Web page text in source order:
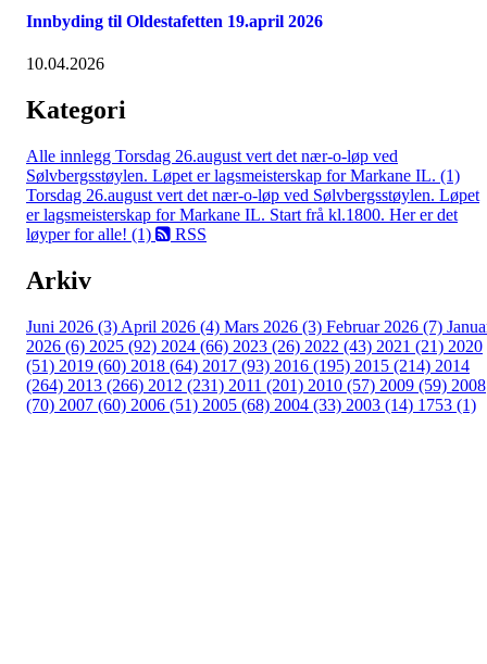
Innbyding til Oldestafetten 19.april 2026
10.04.2026
Kategori
Alle innlegg Torsdag 26.august vert det nær-o-løp ved
Sølvbergsstøylen. Løpet er lagsmeisterskap for Markane IL. (1)
Torsdag 26.august vert det nær-o-løp ved Sølvbergsstøylen. Løpet
er lagsmeisterskap for Markane IL. Start frå kl.1800. Her er det
løyper for alle! (1)
RSS
Arkiv
Juni 2026 (3) April 2026 (4) Mars 2026 (3) Februar 2026 (7)
2026 (6) 2025 (92) 2024 (66) 2023 (26) 2022 (43) 2021 (21) 2020
(51) 2019 (60) 2018 (64) 2017 (93) 2016 (195) 2015 (214) 2014
(264) 2013 (266) 2012 (231) 2011 (201) 2010 (57) 2009 (59) 2008
(70) 2007 (60) 2006 (51) 2005 (68) 2004 (33) 2003 (14) 1753 (1)